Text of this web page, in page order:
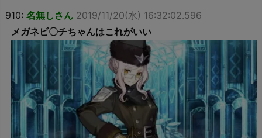
910: 名無しさん 2019/11/20(水) 16:32:02.596
メガネビ〇チちゃんはこれがいい